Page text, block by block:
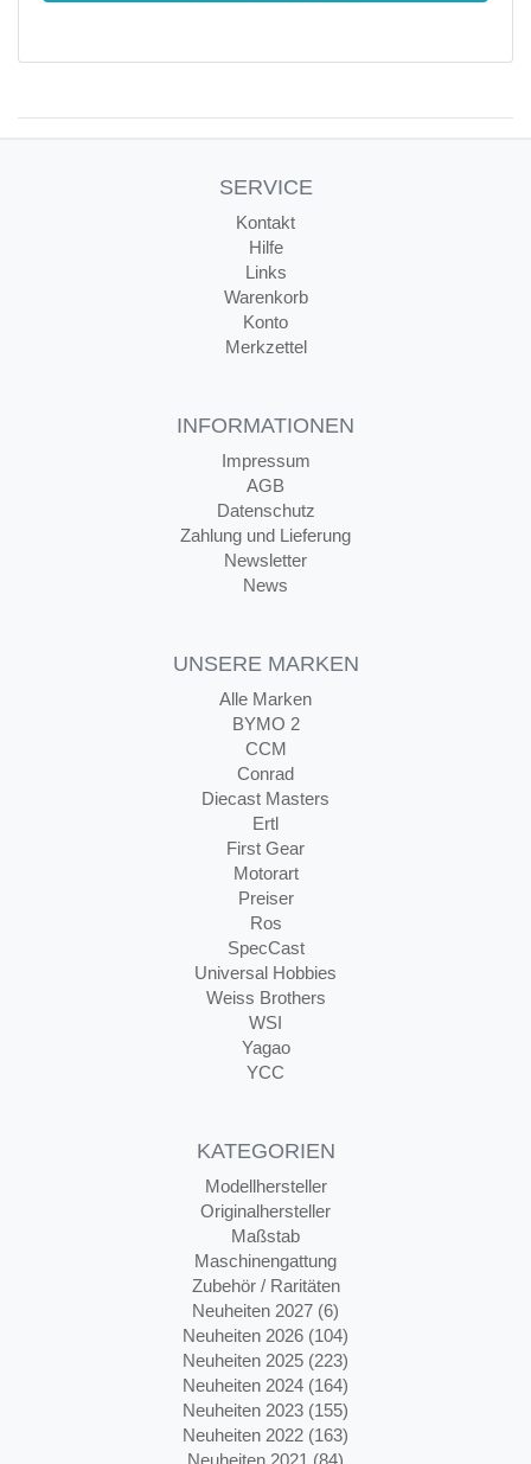
SERVICE
Kontakt
Hilfe
Links
Warenkorb
Konto
Merkzettel
INFORMATIONEN
Impressum
AGB
Datenschutz
Zahlung und Lieferung
Newsletter
News
UNSERE MARKEN
Alle Marken
BYMO 2
CCM
Conrad
Diecast Masters
Ertl
First Gear
Motorart
Preiser
Ros
SpecCast
Universal Hobbies
Weiss Brothers
WSI
Yagao
YCC
KATEGORIEN
Modellhersteller
Originalhersteller
Maßstab
Maschinengattung
Zubehör / Raritäten
Neuheiten 2027 (6)
Neuheiten 2026 (104)
Neuheiten 2025 (223)
Neuheiten 2024 (164)
Neuheiten 2023 (155)
Neuheiten 2022 (163)
Neuheiten 2021 (84)